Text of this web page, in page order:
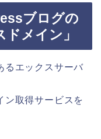
ブログの
メイン」
るエックスサーバ
ン取得サービスを